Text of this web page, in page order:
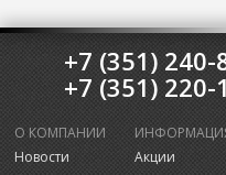
+7 (351) 240-
+7 (351) 220-
О КОМПАНИИ
Новости
Акции